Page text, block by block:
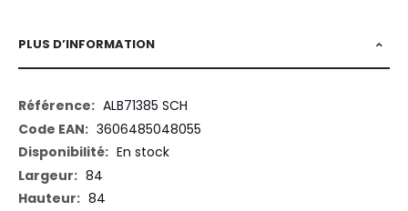
PLUS D’INFORMATION
Plus
d’information
ALB71385 SCH
3606485048055
En stock
84
84